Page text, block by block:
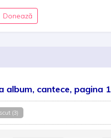
Donează
album, cantece, pagina 1
(3)